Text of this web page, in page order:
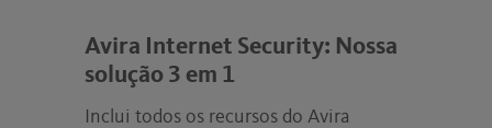
Avira Internet Security: Nossa
solução 3 em 1
Inclui todos os recursos do Avira